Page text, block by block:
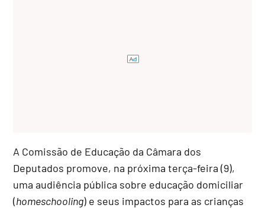
A Comissão de Educação da Câmara dos
Deputados promove, na próxima terça-feira (9),
uma audiência pública sobre educação domiciliar
(homeschooling) e seus impactos para as crianças